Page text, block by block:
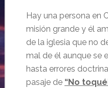
Hay una persona en
misión grande y él
de la iglesia que no
mal de él aunque se
hasta errores
pasaje de “No